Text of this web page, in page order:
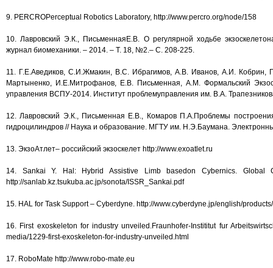
9. PERCROPerceptual Robotics Laboratory, http://www.percro.org/node/158
10. Лавровский Э.К., ПисьменнаяЕ.В. О регулярной ходьбе
журнал биомеханики. – 2014. – Т. 18, №2.– С. 208-225.
11. Г.Е.Аведиков, С.И.Жмакин, В.С. Ибрагимов, А.В. Иванов, А.И. Кобрин,
Мартыненко, И.Е.Митрофанов, Е.В. Письменная, А.М. Формальский
управления ВСПУ-2014. Институт проблемуправления им. В.А.
12. Лавровский Э.К., Письменная Е.В., Комаров П.А.Проблемы
гидроцилиндров // Наука и образование. МГТУ им. Н.Э.Баумана.
13. ЭкзоАтлет– российский экзоскелет http://www.exoatlet.ru
14. Sankai Y. Hal: Hybrid Assistive Limb basedon Cybernics. Global
http://sanlab.kz.tsukuba.ac.jp/sonota/ISSR_Sankai.pdf
15. HAL for Task Support – Cyberdyne. http://www.cyberdyne.jp/english/
16. First exoskeleton for industry unveiled.Fraunhofer-Instititut fur
media/1229-first-exoskeleton-for-industry-unveiled.html
17. RoboMate http://www.robo-mate.eu